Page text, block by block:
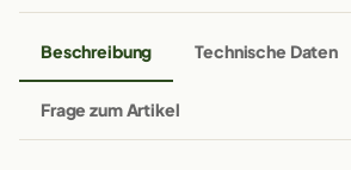
Beschreibung Technische Daten
Frage zum Artikel